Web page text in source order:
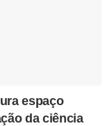
espaço
da ciência